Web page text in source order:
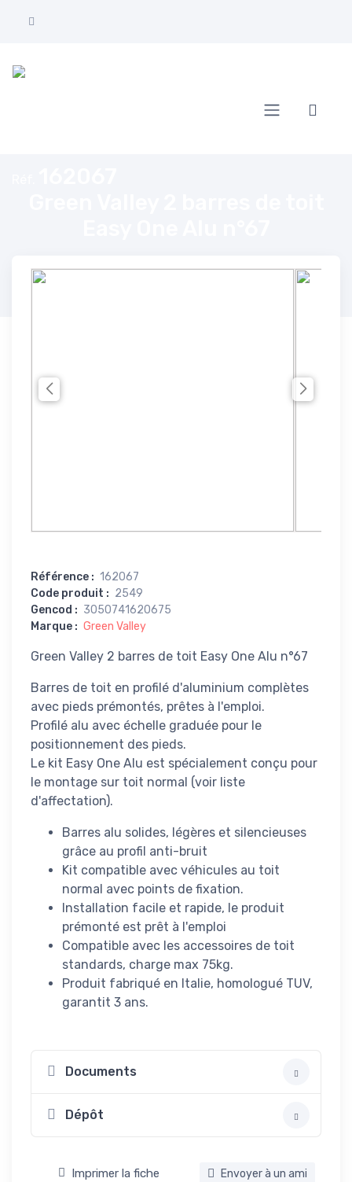
Référence : 162067
Code produit : 2549
Gencod : 3050741620675
Marque : Green Valley
Green Valley 2 barres de toit Easy One Alu n°67
Barres de toit en profilé d'aluminium complètes
avec pieds prémontés, prêtes à l'emploi.
Profilé alu avec échelle graduée pour le
positionnement des pieds.
Le kit Easy One Alu est spécialement conçu pour
le montage sur toit normal (voir liste
d'affectation).
Barres alu solides, légères et silencieuses
grâce au profil anti-bruit
Kit compatible avec véhicules au toit
normal avec points de fixation.
Installation facile et rapide, le produit
prémonté est prêt à l'emploi
Compatible avec les accessoires de toit
standards, charge max 75kg.
Produit fabriqué en Italie, homologué TUV,
garantit 3 ans.
Documents
Dépôt
Imprimer la fiche Envoyer à un ami